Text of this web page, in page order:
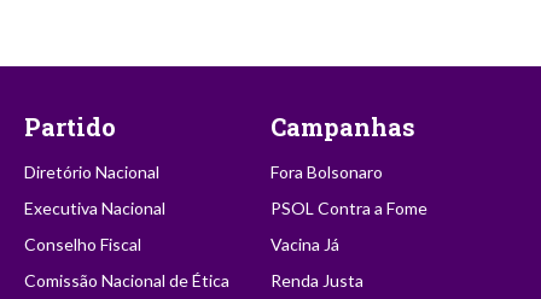
Partido
Diretório Nacional
Executiva Nacional
Conselho Fiscal
Comissão Nacional de Ética
Campanhas
Fora Bolsonaro
PSOL Contra a Fome
Vacina Já
Renda Justa